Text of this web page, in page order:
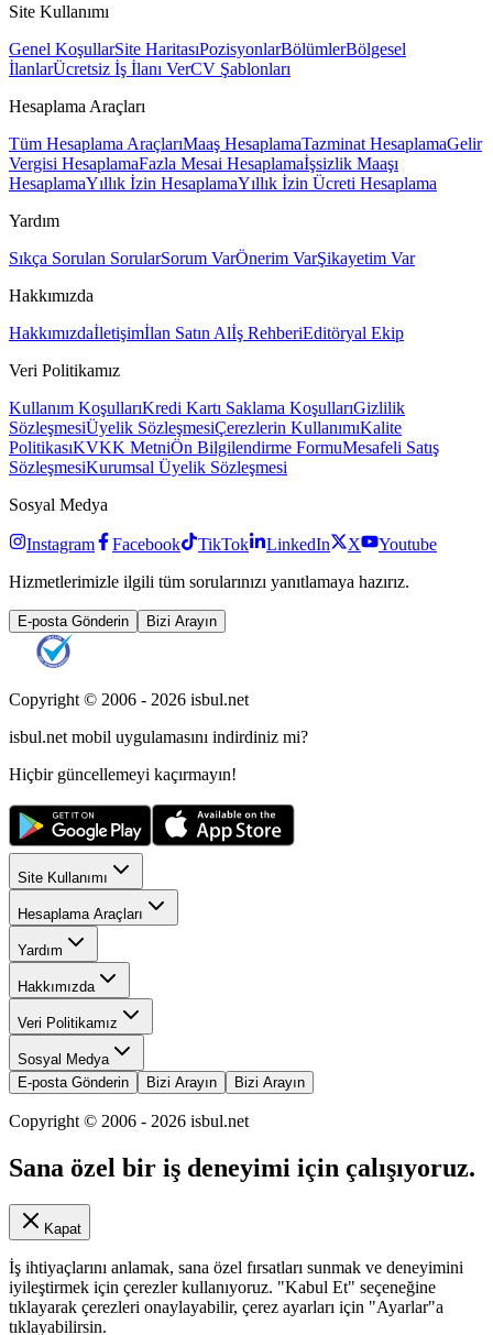
Site Kullanımı
Genel KoşullarSite HaritasıPozisyonlarBölümlerBölgesel
İlanlarÜcretsiz İş İlanı VerCV Şablonları
Hesaplama Araçları
Tüm Hesaplama AraçlarıMaaş HesaplamaTazminat HesaplamaGelir
Vergisi HesaplamaFazla Mesai Hesaplamaİşsizlik Maaşı
HesaplamaYıllık İzin HesaplamaYıllık İzin Ücreti Hesaplama
Yardım
Sıkça Sorulan SorularSorum VarÖnerim VarŞikayetim Var
Hakkımızda
Hakkımızdaİletişimİlan Satın Alİş RehberiEditöryal Ekip
Veri Politikamız
Kullanım KoşullarıKredi Kartı Saklama KoşullarıGizlilik
SözleşmesiÜyelik SözleşmesiÇerezlerin KullanımıKalite
PolitikasıKVKK MetniÖn Bilgilendirme FormuMesafeli Satış
SözleşmesiKurumsal Üyelik Sözleşmesi
Sosyal Medya
Instagram Facebook TikTok LinkedIn X
Youtube
Hizmetlerimizle ilgili tüm sorularınızı yanıtlamaya hazırız.
E-posta Gönderin Bizi Arayın
Copyright © 2006 - 2026 isbul.net
isbul.net mobil uygulamasını indirdiniz mi?
Hiçbir güncellemeyi kaçırmayın!
Site Kullanımı
Hesaplama Araçları
Yardım
Hakkımızda
Veri Politikamız
Sosyal Medya
E-posta Gönderin
Bizi Arayın Bizi Arayın
Copyright © 2006 - 2026 isbul.net
Sana özel bir iş deneyimi için çalışıyoruz.
Kapat
İş ihtiyaçlarını anlamak, sana özel fırsatları sunmak ve deneyimini
iyileştirmek için çerezler kullanıyoruz. "Kabul Et" seçeneğine
tıklayarak çerezleri onaylayabilir, çerez ayarları için "Ayarlar"a
tıklayabilirsin.